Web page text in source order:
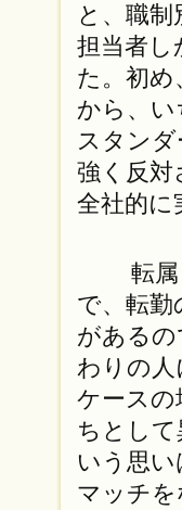
と、職
担当者
た。初め
から、
スタン
強く反対
全社的に
転属・
で、転勤
がある
わりの
ケースの
ちとし
いう思
マッチ